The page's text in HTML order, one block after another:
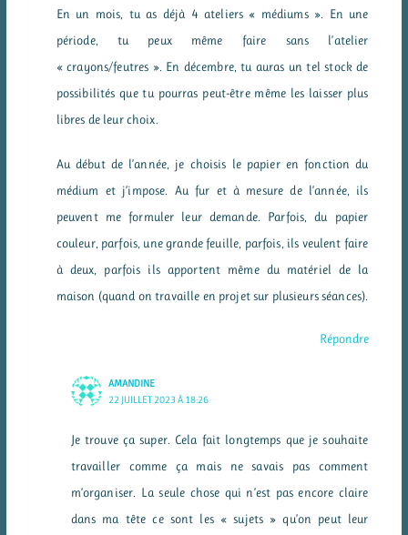
En un mois, tu as déjà 4 ateliers « médiums ». En une
période, tu peux même faire sans l’atelier
« crayons/feutres ». En décembre, tu auras un tel stock de
possibilités que tu pourras peut-être même les laisser plus
libres de leur choix.
Au début de l’année, je choisis le papier en fonction du
médium et j’impose. Au fur et à mesure de l’année, ils
peuvent me formuler leur demande. Parfois, du papier
couleur, parfois, une grande feuille, parfois, ils veulent faire
à deux, parfois ils apportent même du matériel de la
maison (quand on travaille en projet sur plusieurs séances).
Répondre
AMANDINE
22 JUILLET 2023 À 18:26
Je trouve ça super. Cela fait longtemps que je souhaite
travailler comme ça mais ne savais pas comment
m’organiser. La seule chose qui n’est pas encore claire
dans ma tête ce sont les « sujets » qu’on peut leur